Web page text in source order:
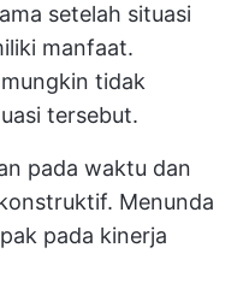
setelah situasi
manfaat.
tidak
tersebut.
pada waktu dan
Menunda
pada kinerja